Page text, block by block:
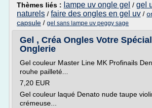
Thèmes liés : lampe uv ongle gel / gel
naturels / faire des ongles en gel uv /
capsule / gel sans lampe uv peggy sage
Gel , Créa Ongles Votre
Onglerie
Gel couleur Master Line MK Profinails
rouhe pailleté...
7,20 EUR
Gel couleur laqué Denato nude taupe
crémeuse...